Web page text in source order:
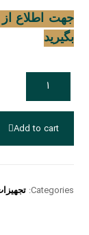
جهت اطلاع
بگیرید
Add to cart
Categories: